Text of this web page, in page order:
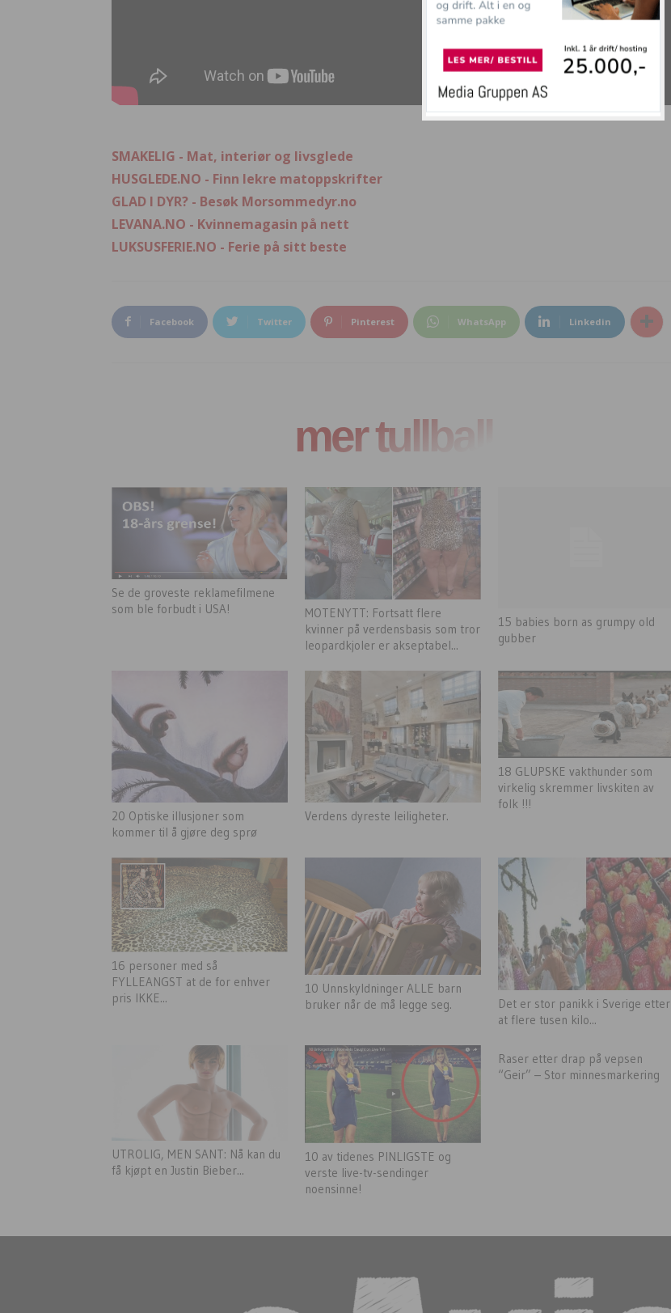
SMAKELIG - Mat, interiør og livsglede
HUSGLEDE.NO - Finn lekre matoppskrifter
GLAD I DYR? - Besøk Morsommedyr.no
LEVANA.NO - Kvinnemagasin på nett
LUKSUSFERIE.NO - Ferie på sitt beste
Facebook Twitter Pinterest WhatsApp Linkedin
mer tullball
Se de groveste reklamefilmene
som ble forbudt i USA!
MOTENYTT: Fortsatt flere
kvinner på verdensbasis som tror
leopardkjoler er akseptabel...
15 babies born as grumpy old
gubber
20 Optiske illusjoner som
kommer til å gjøre deg sprø
Verdens dyreste leiligheter.
18 GLUPSKE vakthunder som
virkelig skremmer livskiten av
folk !!!
16 personer med så
FYLLEANGST at de for enhver
pris IKKE...
10 Unnskyldninger ALLE barn
bruker når de må legge seg.
Det er stor panikk i Sverige etter
at flere tusen kilo...
UTROLIG, MEN SANT: Nå kan du
få kjøpt en Justin Bieber...
10 av tidenes PINLIGSTE og
verste live-tv-sendinger
noensinne!
Raser etter drap på vepsen
“Geir” – Stor minnesmarkering